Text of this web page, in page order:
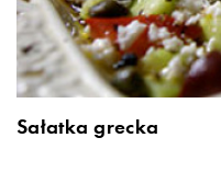
Sałatka grecka